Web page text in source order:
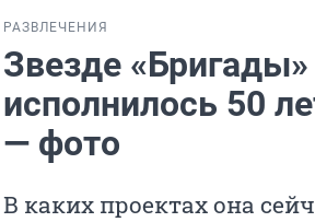
РАЗВЛЕЧЕНИЯ
Звезде
исполнилось 50
— фото
В каких проектах она